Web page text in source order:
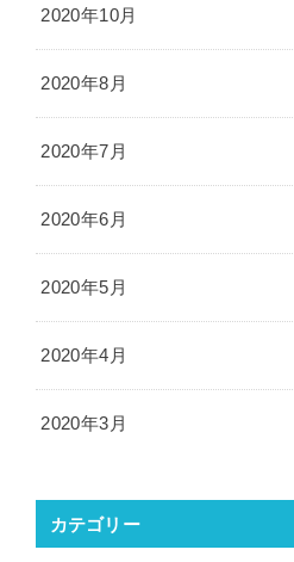
2020年10月
2020年8月
2020年7月
2020年6月
2020年5月
2020年4月
2020年3月
カテゴリー